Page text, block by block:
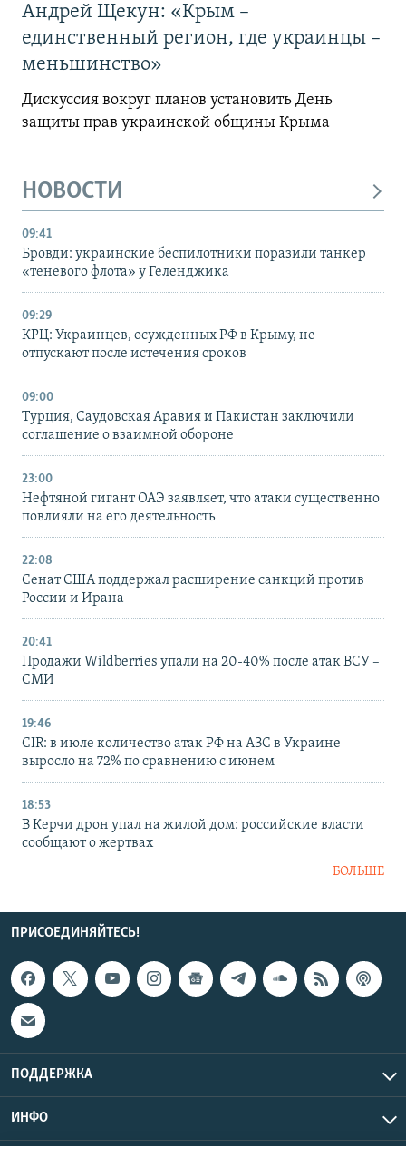
Андрей Щекун: «Крым –
единственный регион, где украинцы –
меньшинство»
Дискуссия вокруг планов установить День
защиты прав украинской общины Крыма
НОВОСТИ
09:41
Бровди: украинские беспилотники поразили танкер
«теневого флота» у Геленджика
09:29
КРЦ: Украинцев, осужденных РФ в Крыму, не
отпускают после истечения сроков
09:00
Турция, Саудовская Аравия и Пакистан заключили
соглашение о взаимной обороне
23:00
Нефтяной гигант ОАЭ заявляет, что атаки существенно
повлияли на его деятельность
22:08
Сенат США поддержал расширение санкций против
России и Ирана
20:41
Продажи Wildberries упали на 20-40% после атак ВСУ –
СМИ
19:46
CIR: в июле количество атак РФ на АЗС в Украине
выросло на 72% по сравнению с июнем
18:53
В Керчи дрон упал на жилой дом: российские власти
сообщают о жертвах
БОЛЬШЕ
ПРИСОЕДИНЯЙТЕСЬ!
ПОДДЕРЖКА
ИНФО